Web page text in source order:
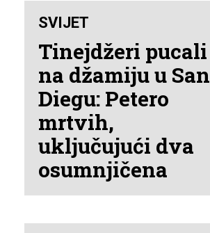
SVIJET
Tinejdžeri pucali
na džamiju u San
Diegu: Petero
mrtvih,
uključujući dva
osumnjičena